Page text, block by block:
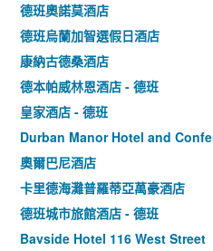
德班奧諾莫酒店
德班烏蘭加智選假日酒店
康納古德桑酒店
德本帕威林恩酒店 - 德班
皇家酒店 - 德班
Durban Manor Hotel and
奧爾巴尼酒店
卡里德海灘普羅蒂亞萬豪酒店
德班城市旅館酒店 - 德班
Bayside Hotel 116 West Street